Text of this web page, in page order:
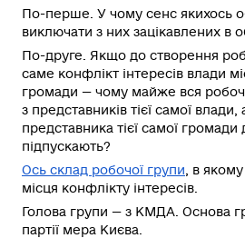
По-перше . У чому сенс якихось
виключати з них зацікавлених в
По-друге . Якщо до створення
саме конфлікт інтересів влади
громади — чому майже вся
з представників тієї самої
представника тієї самої громади
підпускають?
Ось склад робочої групи , в
місця конфлікту інтересів.
Голова групи — з КМДА. Основа
партії мера Києва.